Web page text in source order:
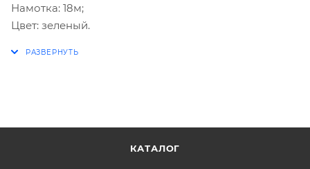
Намотка: 18м;
Цвет: зеленый.
КАТАЛОГ